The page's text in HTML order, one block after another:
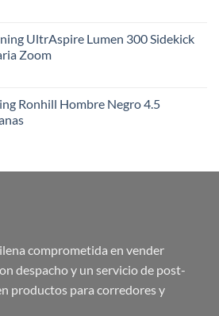
UltrAspire Lumen 300 Sidekick
Zoom
Ronhill Hombre Negro 4.5
comprometida en vender
despacho y un servicio de post-
productos para corredores y